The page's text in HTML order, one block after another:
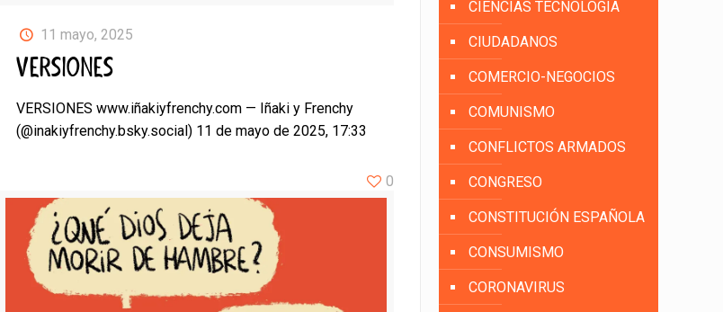
11 mayo, 2025
VERSIONES
VERSIONES www.iñakiyfrenchy.com — Iñaki y Frenchy
(@inakiyfrenchy.bsky.social) 11 de mayo de 2025, 17:33
0
CIENCIAS TECNOLOGÍA
CIUDADANOS
COMERCIO-NEGOCIOS
COMUNISMO
CONFLICTOS ARMADOS
CONGRESO
CONSTITUCIÓN ESPAÑOLA
CONSUMISMO
CORONAVIRUS